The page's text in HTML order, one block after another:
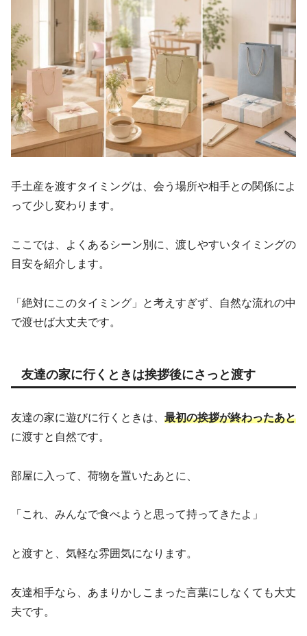
手土産を渡すタイミングは、会う場所や相手との関係によ
って少し変わります。
ここでは、よくあるシーン別に、渡しやすいタイミングの
目安を紹介します。
「絶対にこのタイミング」と考えすぎず、自然な流れの中
で渡せば大丈夫です。
友達の家に行くときは挨拶後にさっと渡す
友達の家に遊びに行くときは、 最初の挨拶が終わったあと
に渡すと自然です。
部屋に入って、荷物を置いたあとに、
「これ、みんなで食べようと思って持ってきたよ」
と渡すと、気軽な雰囲気になります。
友達相手なら、あまりかしこまった言葉にしなくても大丈
夫です。